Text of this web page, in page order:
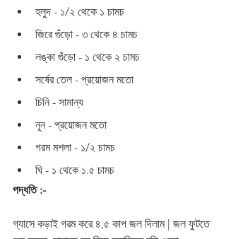
হলুদ - ১/২ থেকে ১ চামচ
জিরে গুঁড়ো - ৩ থেকে ৪ চামচ
লঙ্কা গুঁড়ো - ১ থেকে ২ চামচ
সর্ষের তেল - প্রয়োজন মতো
চিনি - সামান্য
নূন - প্রয়োজন মতো
গরম মশলা - ১/২ চামচ
ঘি - ১ থেকে ১.৫ চামচ
পদ্ধতি :-
গ্যাসে কড়াই গরম করে ৪,৫ কাপ জল দিলাম | জল ফুটতে